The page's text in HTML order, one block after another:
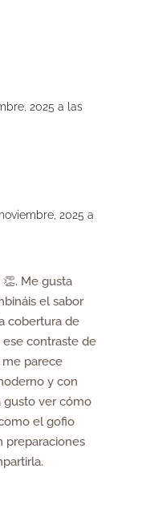
2025 a las
2025 a
Me gusta
el sabor
cobertura de
contraste de
parece
y con
gusto ver cómo
el gofio
preparaciones